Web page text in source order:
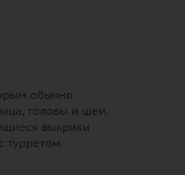
обычно
головы и шеи.
выкрики
турретом.